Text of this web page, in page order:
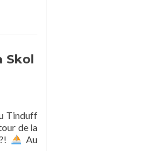
Skol
Tinduff
de la
Au